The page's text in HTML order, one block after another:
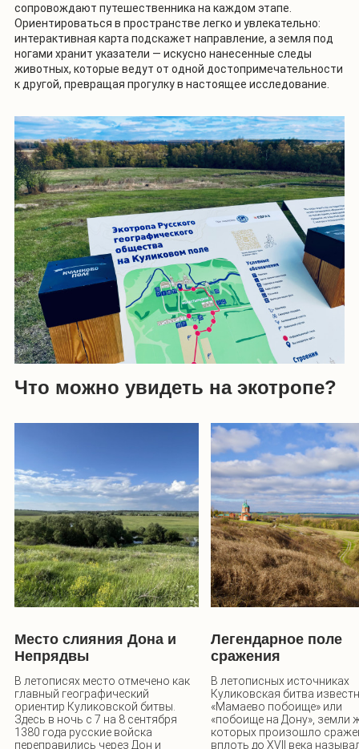
сопровождают путешественника на каждом этапе.
Ориентироваться в пространстве легко и увлекательно:
интерактивная карта подскажет направление, а земля под
ногами хранит указатели — искусно нанесенные следы
животных, которые ведут от одной достопримечательности
к другой, превращая прогулку в настоящее исследование.
Что можно увидеть на экотропе?
Место слияния Дона и
Непрядвы
В летописях место отмечено как
главный географический
ориентир Куликовской битвы.
Здесь в ночь с 7 на 8 сентября
1380 года русские войска
переправились через Дон и
Легендарное поле
сражения
В летописных источниках
Куликовская битва
«Мамаево побоище» или
«побоище на Дону», земли
которых произошло
вплоть до XVII века